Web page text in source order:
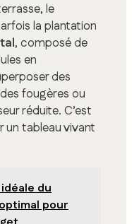
le
la plantation
, composé de
en
des
fougères ou
réduite. C’est
un tableau vivant
du
pour